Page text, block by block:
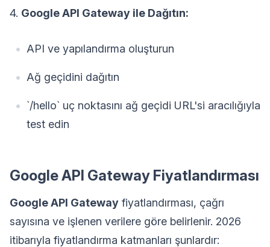
4. Google API Gateway ile Dağıtın:
API ve yapılandırma oluşturun
Ağ geçidini dağıtın
`/hello` uç noktasını ağ geçidi URL'si aracılığıyla
test edin
Google API Gateway Fiyatlandırması
Google API Gateway fiyatlandırması, çağrı
sayısına ve işlenen verilere göre belirlenir. 2026
itibarıyla fiyatlandırma katmanları şunlardır: